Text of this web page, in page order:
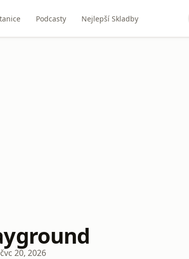
Podcasty Nejlepší Skladby
čvc 20, 2026